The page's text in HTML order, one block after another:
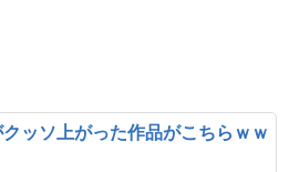
クッソ上がった作品がこちらｗｗ